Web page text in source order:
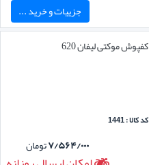
جزییات و خرید ...
کفپوش موکتی لیفان 620
کد کالا : 1441
۷/۵۶۴/۰۰۰تومان